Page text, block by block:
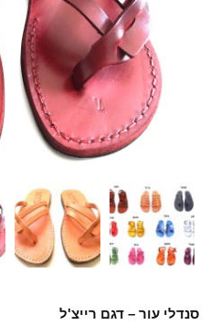
סנדלי עור – דגם רייצ'ל